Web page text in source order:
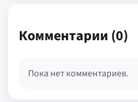
Комментарии (0)
Пока нет комментариев.